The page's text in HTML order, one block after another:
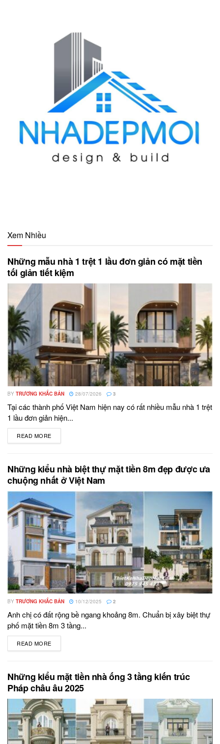
Xem Nhiều
Những mẫu nhà 1 trệt 1 lầu đơn giản có mặt tiền
tối giản tiết kiệm
BY TRƯƠNG KHẮC BẢN 28/07/2026 3
Tại các thành phố Việt Nam hiện nay có rất nhiều mẫu nhà 1 trệt
1 lầu đơn giản hiện...
READ MORE
Những kiểu nhà biệt thự mặt tiền 8m đẹp được ưa
chuộng nhất ở Việt Nam
BY TRƯƠNG KHẮC BẢN 10/12/2025 2
Anh chị có đất rộng bề ngang khoảng 8m. Chuẩn bị xây biệt thự
phố mặt tiền 8m 3 tầng...
READ MORE
Những kiểu mặt tiền nhà ống 3 tầng kiến trúc
Pháp châu âu 2025